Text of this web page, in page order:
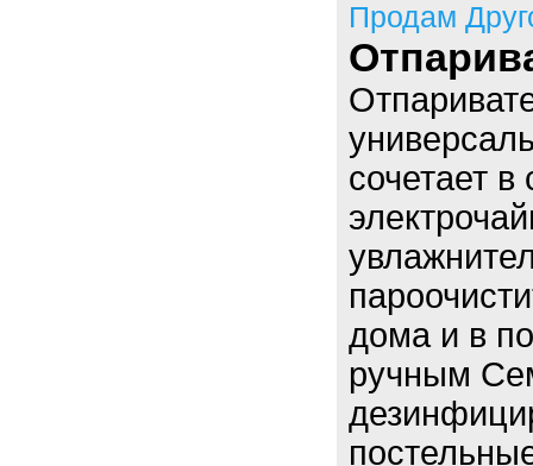
Продам
сочетает в
дома и в
ручным